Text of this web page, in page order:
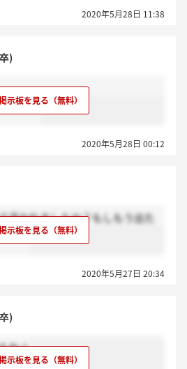
2020年5月28日 11:38
)
たか？
2020年5月28日 00:12
言われましたか？もしもう出た
です
2020年5月27日 20:34
)
ね！